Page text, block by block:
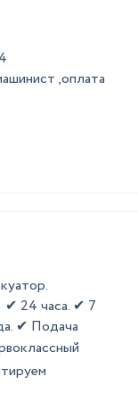
,оплата
✔ 24 часа. ✔ 7
✔ Подача